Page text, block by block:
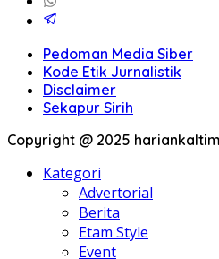
Pedoman Media Siber
Kode Etik Jurnalistik
Disclaimer
Sekapur Sirih
Copyright @ 2025
Kategori
Advertorial
Berita
Etam Style
Event